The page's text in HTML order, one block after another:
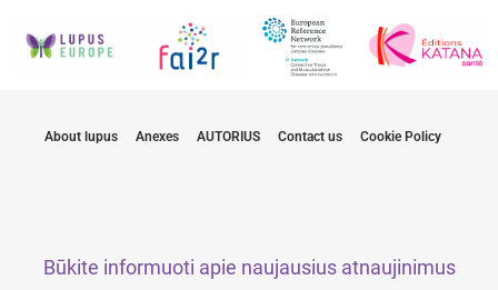
About lupus Anexes AUTORIUS Contact us Cookie Policy
Būkite informuoti apie naujausius atnaujinimus